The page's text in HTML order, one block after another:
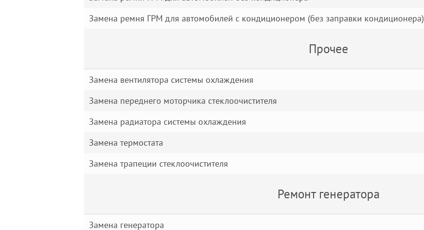
Замена ремня ГРМ для автомобилей с кондиционером (без заправки кондиционера)
Прочее
Замена вентилятора системы охлаждения
Замена переднего моторчика стеклоочистителя
Замена радиатора системы охлаждения
Замена термостата
Замена трапеции стеклоочистителя
Ремонт генератора
Замена генератора